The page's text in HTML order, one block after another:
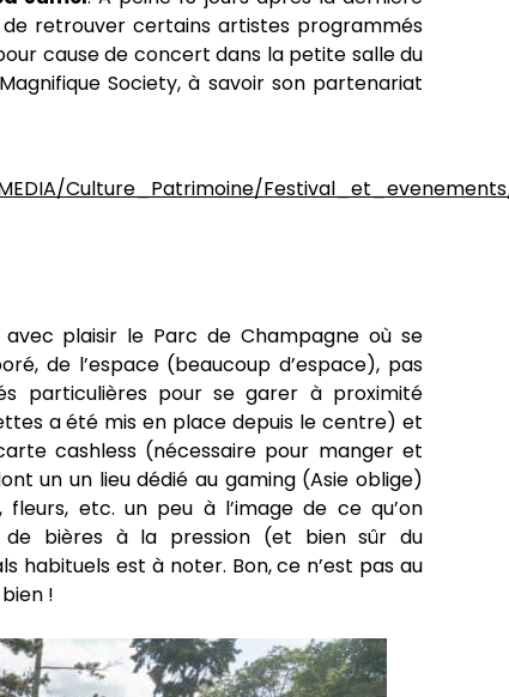
de retrouver certains artistes programmés
cause de concert dans la petite salle du
Society, à savoir son partenariat
plaisir le Parc de Champagne où se
de l’espace (beaucoup d’espace), pas
particulières pour se garer à proximité
a été mis en place depuis le centre) et
cashless (nécessaire pour manger et
un un lieu dédié au gaming (Asie oblige)
etc. un peu à l’image de ce qu’on
de bières à la pression (et bien sûr du
habituels est à noter. Bon, ce n’est pas au
!